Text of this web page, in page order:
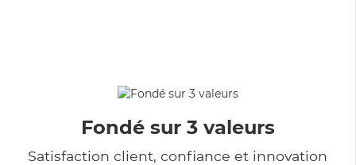
Fondé sur 3 valeurs
Satisfaction client, confiance et innovation